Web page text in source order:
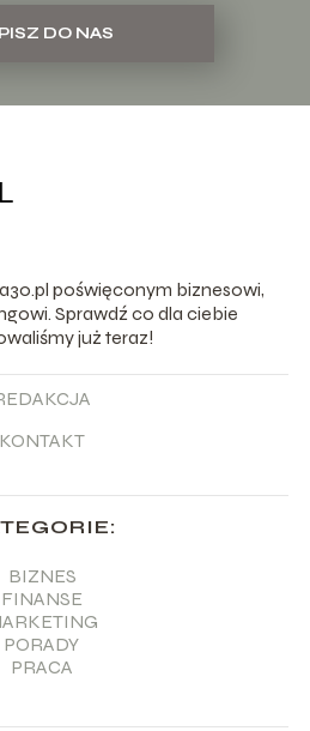
DO NAS
poświęconym biznesowi,
Sprawdź co dla ciebie
już teraz!
KONTAKT
BIZNES
FINANSE
PORADY
PRACA